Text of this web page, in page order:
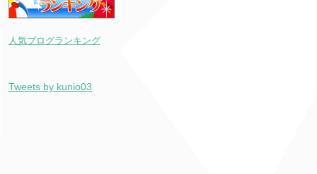
人気ブログランキング
Tweets by kunio03